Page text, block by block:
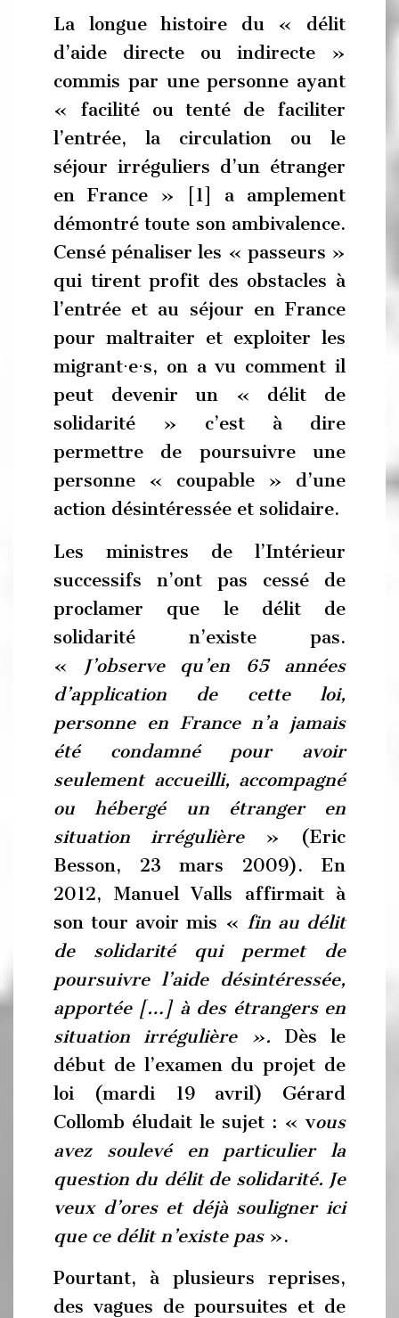
La longue histoire du « délit
d’aide directe ou indirecte »
commis par une personne ayant
« facilité ou tenté de faciliter
l’entrée, la circulation ou le
séjour irréguliers d’un étranger
en France » [1] a amplement
démontré toute son ambivalence.
Censé pénaliser les « passeurs »
qui tirent profit des obstacles à
l’entrée et au séjour en France
pour maltraiter et exploiter les
migrant⋅e⋅s, on a vu comment il
peut devenir un « délit de
solidarité » c’est à dire
permettre de poursuivre une
personne « coupable » d’une
action désintéressée et solidaire.
Les ministres de l’Intérieur
successifs n’ont pas cessé de
proclamer que le délit de
solidarité n’existe pas.
«
J’observe qu’en 65 années
d’application de cette loi,
personne en France n’a jamais
été condamné pour avoir
seulement accueilli, accompagné
ou hébergé un étranger en
situation irrégulière» (Eric
Besson, 23 mars 2009). En
2012, Manuel Valls affirmait à
son tour avoir mis « fin au délit
de solidarité qui permet de
poursuivre l’aide désintéressée,
apportée […] à des étrangers en
situation irrégulière ». Dès le
début de l’examen du projet de
loi (mardi 19 avril) Gérard
Collomb éludait le sujet : « vous
avez soulevé en particulier la
question du délit de solidarité. Je
veux d’ores et déjà souligner ici
que ce délit n’existe pas».
Pourtant, à plusieurs reprises,
des vagues de poursuites et de